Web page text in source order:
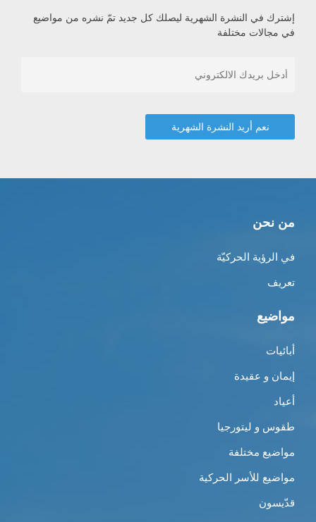
إشترك في النشرة الشهرية ليصلك كل جديد تمّ نشره من مواضيع
في مجالات مختلفة
من نحن
في الرؤية الحركيّة
تعريف
مواضيع
أبائيات
إيمان و عقيدة
أعياد
طقوس و ليتورجيا
مواضيع مختلفة
مواضيع للأسر الحركية
قدّيسون